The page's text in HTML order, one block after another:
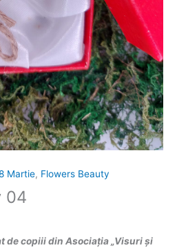
Martie, Flowers Beauty
04
de copiii din Asociația „Visuri și